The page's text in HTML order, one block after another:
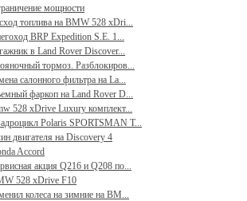
мощности
топлива на BMW 528 xDri...
BRP Expedition S.E. 1...
в Land Rover Discover...
тормоз. Разблокиров...
салонного фильтра на La...
фаркоп на Land Rover D...
528 xDrive Luxury комплект...
Polaris SPORTSMAN T...
двигателя на Discovery 4
Accord
акция Q216 и Q208 по...
528 xDrive F10
колеса на зимние на BM...